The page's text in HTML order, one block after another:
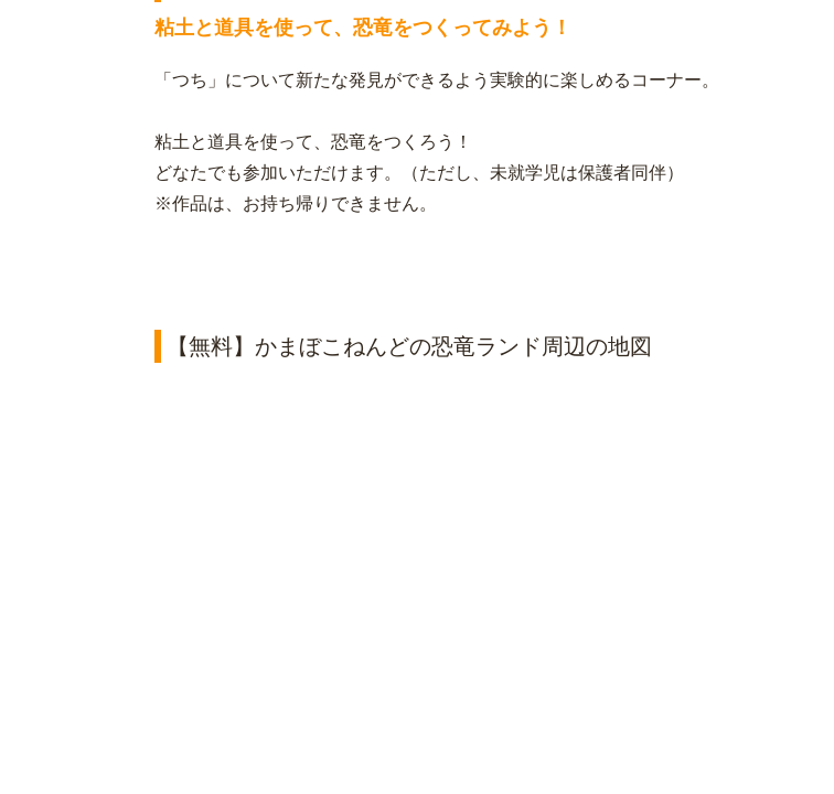
粘土と道具を使って、恐竜をつくってみよう！
「つち」について新たな発見ができるよう実験的に楽しめるコーナー。
粘土と道具を使って、恐竜をつくろう！
どなたでも参加いただけます。（ただし、未就学児は保護者同伴）
※作品は、お持ち帰りできません。
【無料】かまぼこねんどの恐竜ランド周辺の地図